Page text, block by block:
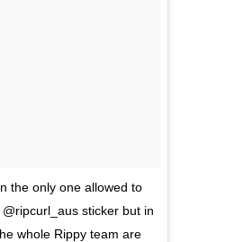
the only one allowed to
sticker but in
whole Rippy team are